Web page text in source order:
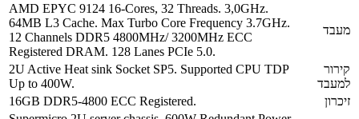
מעבד
AMD EPYC 9124 16-Cores, 32 Threads. 3,0GHz.
64MB L3 Cache. Max Turbo Core Frequency 3.7GHz.
12 Channels DDR5 4800MHz/ 3200MHz ECC
Registered DRAM. 128 Lanes PCIe 5.0.
קירור
למעבד
2U Active Heat sink Socket SP5. Supported CPU TDP
Up to 400W.
זיכרון
16GB DDR5-4800 ECC Registered.